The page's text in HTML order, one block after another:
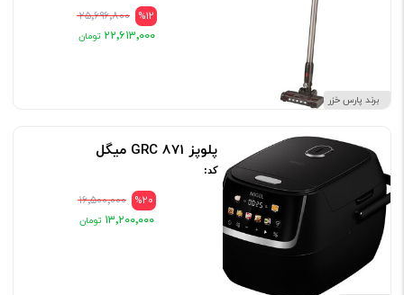
برند پارس خزر
%12 ۲۵٬۶۹۶٬۸۰۰
۲۲٬۶۱۳٬۰۰۰
پلوپز GRC 871 میگل
کد:
%20 ۱۶٬۵۰۰٬۰۰۰
۱۳٬۲۰۰٬۰۰۰